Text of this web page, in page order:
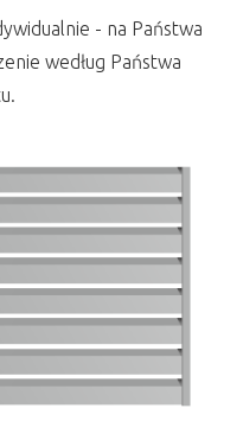
- na Państwa
według Państwa